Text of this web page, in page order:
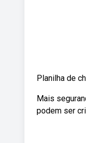
Planilha de
Mais
podem ser